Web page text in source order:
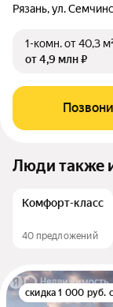
Рязань, ул.
1-комн.от 40,3
от 4,9 млн ₽
Люди также
Комфорт-класс
40 предложений
скидка 1 000 руб.